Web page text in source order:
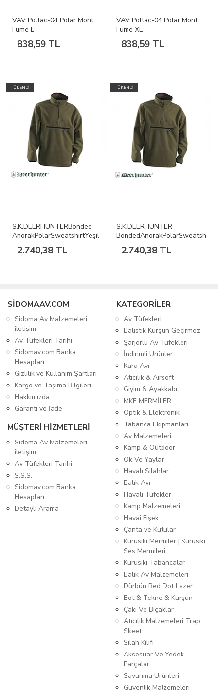
VAV Poltac-04 Polar Mont
Füme L
838,59 TL
VAV Poltac-04 Polar Mont
Füme XL
838,59 TL
TÜKENDİ
S.K.DEERHUNTERBonded
AnorakPolarSweatshirtYeşil
XL2.740,38 TL
TÜKENDİ
S.K.DEERHUNTER
2.740,38 TL
SIDOMAAV.COM
Sidoma Av Malzemeleri
iletişim
Av Tüfekleri Tarihi
Sidomav.com Banka
Hesapları
Gizlilik ve Kullanım Şartları
Kargo ve Taşıma Bilgileri
Hakkımızda
Garanti ve İade
MÜŞTERİ HİZMETLERİ
Sidoma Av Malzemeleri
iletişim
Av Tüfekleri Tarihi
S.S.S.
Sidomav.com Banka
Hesapları
Detaylı Arama
KATEGORİLER
Av Tüfekleri
Balistik Kurşun Geçirmez
Şarjörlü Av Tüfekleri
İndirimli Ürünler
Kara Avı
Atıcılık & Airsoft
Giyim & Ayakkabı
MKE MERMİLER
Optik & Elektronik
Tabanca Ekipmanları
Av Malzemeleri
Kamp & Outdoor
Ok Ve Yaylar
Havalı Silahlar
Balık Avı
Havalı Tüfekler
Kamp Malzemeleri
Havai Fişek
Çanta ve Kutular
Kurusıkı Mermiler | Kurusıkı
Ses Mermileri
Kurusıkı Tabancalar
Balık Av Malzemeleri
Dürbün Red Dot Lazer
Bot & Tekne & Kurşun
Çakı Ve Bıçaklar
Atıcılık Malzemeleri Trap
Skeet
Silah Kılıfı
Aksesuar Ve Yedek
Parçalar
Savunma Ürünleri
Güvenlik Malzemeleri